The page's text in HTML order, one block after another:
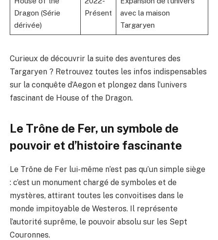
Dragon (Série
dérivée)
Présent
avec la maison
Targaryen
Curieux de découvrir la suite des aventures des
Targaryen ? Retrouvez toutes les infos indispensables
sur la conquête d’Aegon et plongez dans l’univers
fascinant de House of the Dragon.
Le Trône de Fer, un symbole de
pouvoir et d’histoire fascinante
Le Trône de Fer lui-même n’est pas qu’un simple siège
: c’est un monument chargé de symboles et de
mystères, attirant toutes les convoitises dans le
monde impitoyable de Westeros. Il représente
l’autorité suprême, le pouvoir absolu sur les Sept
Couronnes.